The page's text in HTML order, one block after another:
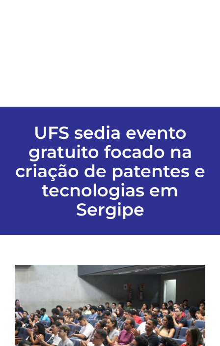
FALE CONOSCO
EDIÇÕES EM PDF
UFS sedia evento
gratuito focado na
criação de patentes e
tecnologias em
Sergipe